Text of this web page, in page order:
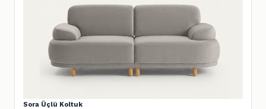
Sora Üçlü Koltuk